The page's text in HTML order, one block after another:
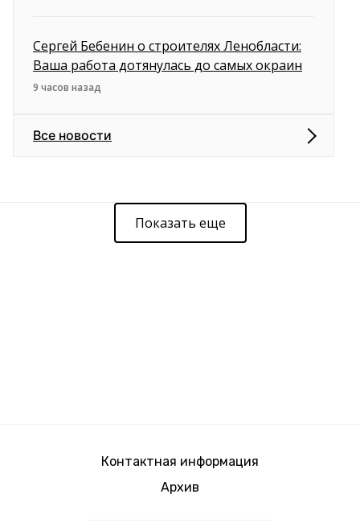
Сергей Бебенин о строителях Ленобласти:
Ваша работа дотянулась до самых окраин
9 часов назад
Все новости
Показать еще
Контактная информация
Архив